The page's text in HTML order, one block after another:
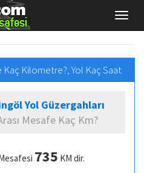
Kaç Kilometre?, Yol Kaç Saat
Yol Güzergahları
Mesafe Kaç Km?
735 KM dir.